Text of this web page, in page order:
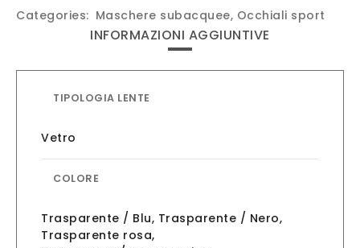
Categories: Maschere subacquee, Occhiali sport
INFORMAZIONI AGGIUNTIVE
TIPOLOGIA LENTE
Vetro
COLORE
Trasparente / Blu, Trasparente / Nero,
Trasparente rosa,